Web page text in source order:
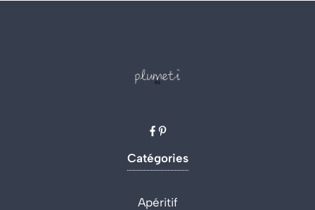
Catégories
Apéritif